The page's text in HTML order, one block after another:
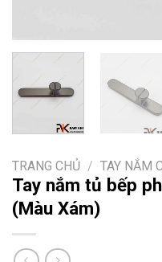
TRANG CHỦ / TAY NẮM
Tay nắm tủ bếp
(Màu Xám)